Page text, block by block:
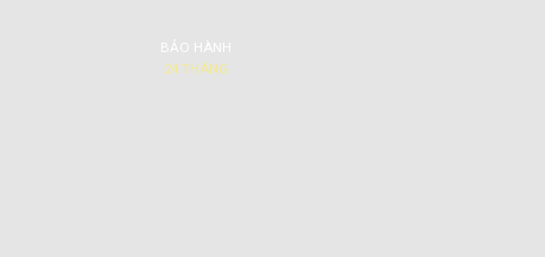
BẢO HÀNH
24 THÁNG